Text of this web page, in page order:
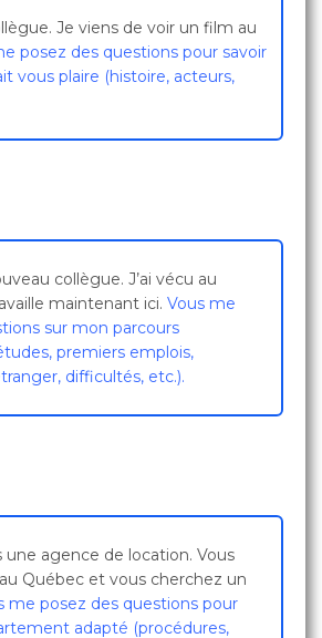
Je viens de voir un film au
posez des questions pour savoir
vous plaire (histoire, acteurs,
collègue. J’ai vécu au
maintenant ici. Vous me
sur mon parcours
premiers emplois,
difficultés, etc.).
une agence de location. Vous
Québec et vous cherchez un
me posez des questions pour
adapté (procédures,